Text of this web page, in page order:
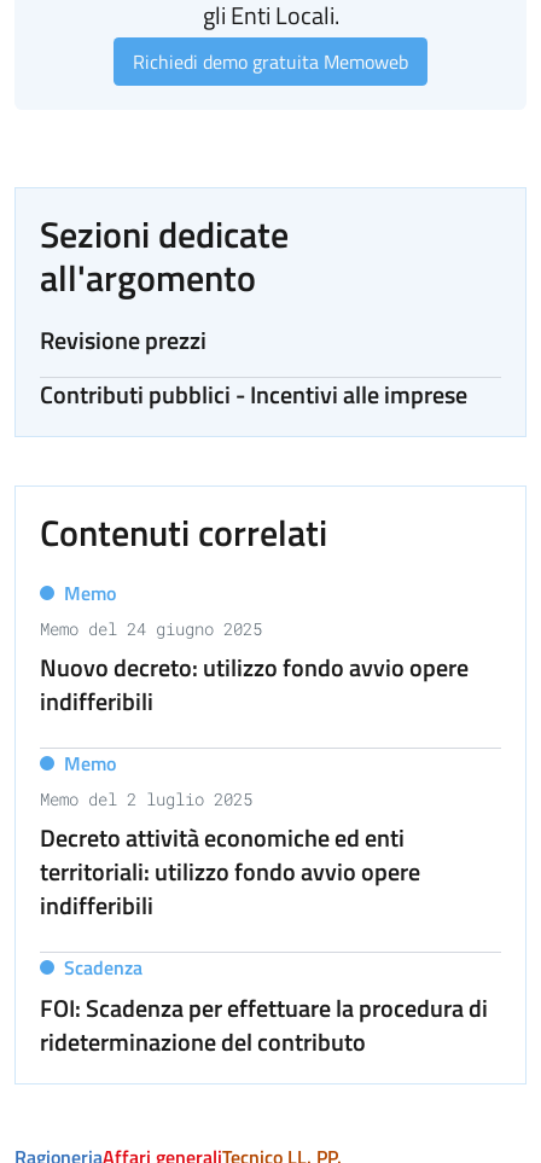
gli Enti Locali.
Richiedi demo gratuita Memoweb
Sezioni dedicate
all'argomento
Revisione prezzi
Contributi pubblici - Incentivi alle imprese
Contenuti correlati
Memo
Memo del 24 giugno 2025
Nuovo decreto: utilizzo fondo avvio opere
indifferibili
Memo
Memo del 2 luglio 2025
Decreto attività economiche ed enti
territoriali: utilizzo fondo avvio opere
indifferibili
Scadenza
FOI: Scadenza per effettuare la procedura di
rideterminazione del contributo
RagioneriaAffari generaliTecnico LL. PP.